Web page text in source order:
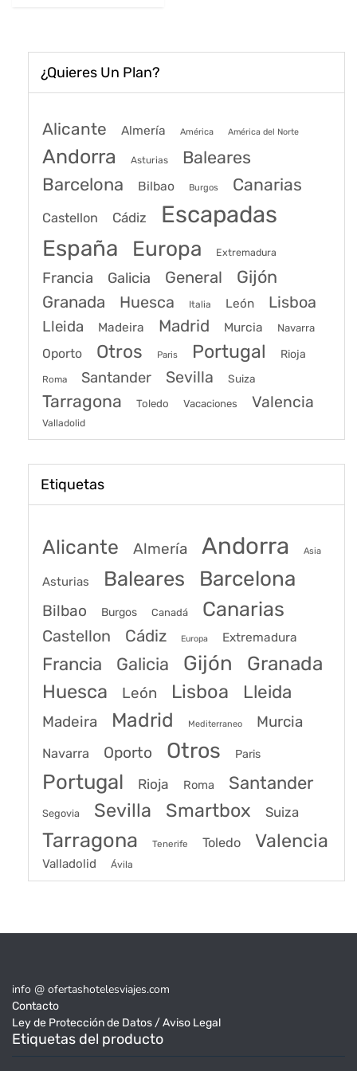
¿Quieres Un Plan?
Alicante Almería América América del Norte
Andorra Asturias Baleares
Barcelona Bilbao Burgos Canarias
Castellon Cádiz Escapadas
España Europa Extremadura
Francia Galicia General Gijón
Granada Huesca Italia León Lisboa
Lleida Madeira Madrid Murcia Navarra
Oporto Otros Paris Portugal Rioja
Roma Santander Sevilla Suiza
Tarragona Toledo Vacaciones Valencia
Valladolid
Etiquetas
Alicante Almería Andorra Asia
Asturias Baleares Barcelona
Bilbao Burgos Canadá Canarias
Castellon Cádiz Europa Extremadura
Francia Galicia Gijón Granada
Huesca León Lisboa Lleida
Madeira Madrid Mediterraneo Murcia
Navarra Oporto Otros Paris
Portugal Rioja Roma Santander
Segovia Sevilla Smartbox Suiza
Tarragona Tenerife Toledo Valencia
Valladolid Ávila
info @ ofertashotelesviajes.com
Contacto
Ley de Protección de Datos / Aviso Legal
Etiquetas del producto